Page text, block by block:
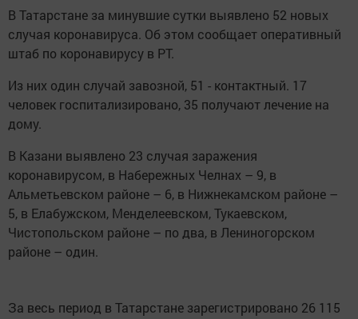
В Татарстане за минувшие сутки выявлено 52 новых
случая коронавируса. Об этом сообщает оперативный
штаб по коронавирусу в РТ.
Из них один случай завозной, 51 - контактный. 17
человек госпитализировано, 35 получают лечение на
дому.
В Казани выявлено 23 случая заражения
коронавирусом, в Набережных Челнах – 9, в
Альметьевском районе – 6, в Нижнекамском районе –
5, в Елабужском, Менделеевском, Тукаевском,
Чистопольском районе – по два, в Лениногорском
районе – один.
За весь период в Татарстане зарегистрировано 26 115